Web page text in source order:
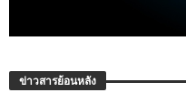
ข่าวสารย้อนหลัง